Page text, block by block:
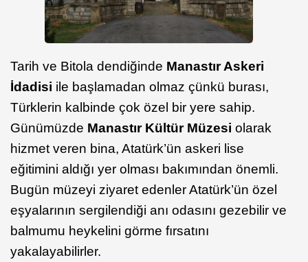
Tarih ve Bitola dendiğinde Manastır Askeri
İdadisi ile başlamadan olmaz çünkü burası,
Türklerin kalbinde çok özel bir yere sahip.
Günümüzde Manastır Kültür Müzesi olarak
hizmet veren bina, Atatürk’ün askeri lise
eğitimini aldığı yer olması bakımından önemli.
Bugün müzeyi ziyaret edenler Atatürk’ün özel
eşyalarının sergilendiği anı odasını gezebilir ve
balmumu heykelini görme fırsatını
yakalayabilirler.